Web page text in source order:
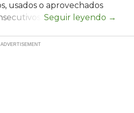
usados o aprovechados